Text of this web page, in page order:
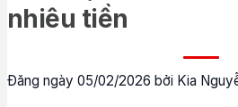
nhiêu tiền
Đăng ngày 05/02/2026 bởi Kia